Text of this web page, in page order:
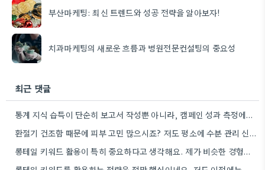
부산마케팅: 최신 트렌드와 성공 전략을 알아보자!
치과마케팅의 새로운 흐름과 병원전문컨설팅의 중요성
최근 댓글
통계 지식 습득이 단순히 보고서 작성뿐 아니라, 캠페인 성과 측정에도 도움이 된다니 흥미롭네요.
환절기 건조함 때문에 피부 고민 많으시죠? 저도 평소에 수분 관리 신경 쓰느라 시간 오래 뺏깁니다.
롱테일 키워드 활용이 특히 중요하다고 생각해요. 제가 비슷한 경험을 할 때, 너무 일반적인 키워드에 집중했더니…